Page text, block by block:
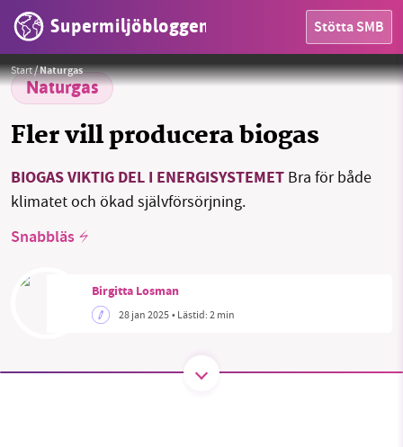
Supermiljöbloggen Stötta SMB
HEM
MILJÖFAKTA
Start/Naturgas
Naturgas
Fler vill producera biogas
BIOGAS VIKTIG DEL I ENERGISYSTEMET Bra för både
klimatet och ökad självförsörjning.
Snabbläs
Birgitta Losman
28 jan 2025• Lästid:2 min
Naseem Buras/Unsplash